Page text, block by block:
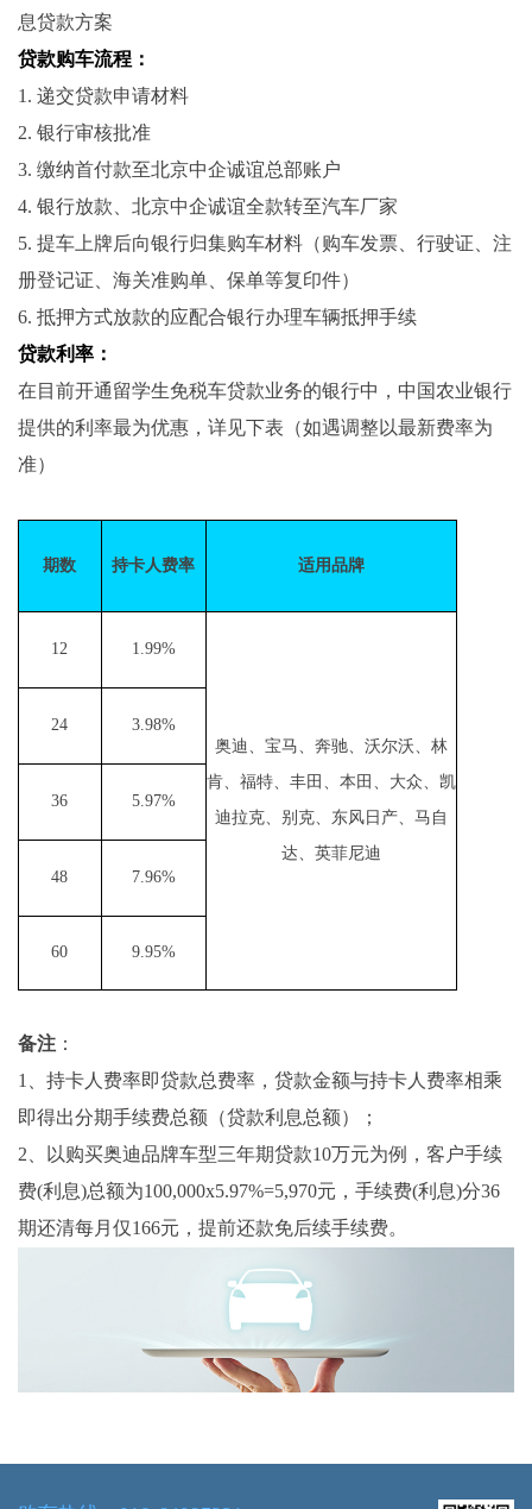
息贷款方案
贷款购车流程：
1. 递交贷款申请材料
2. 银行审核批准
3. 缴纳首付款至北京中企诚谊总部账户
4. 银行放款、北京中企诚谊全款转至汽车厂家
5. 提车上牌后向银行归集购车材料（购车发票、行驶证、注
册登记证、海关准购单、保单等复印件）
6. 抵押方式放款的应配合银行办理车辆抵押手续
贷款利率：
在目前开通留学生免税车贷款业务的银行中，中国农业银行
提供的利率最为优惠，详见下表（如遇调整以最新费率为
准）
期数 持卡人费率 适用品牌
12 1.99%
奥迪、宝马、奔驰、沃尔沃、林
肯、福特、丰田、本田、大众、凯
迪拉克、别克、东风日产、马自
达、英菲尼迪
24 3.98%
36 5.97%
48 7.96%
60 9.95%
备注：
1、持卡人费率即贷款总费率，贷款金额与持卡人费率相乘
即得出分期手续费总额（贷款利息总额）；
2、以购买奥迪品牌车型三年期贷款10万元为例，客户手续
费(利息)总额为100,000x5.97%=5,970元，手续费(利息)分36
期还清每月仅166元，提前还款免后续手续费。